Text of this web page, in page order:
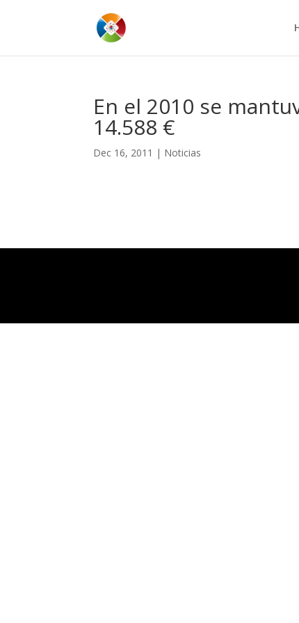
En el 2010 se
14.588 €
Dec 16, 2011 | Noticias